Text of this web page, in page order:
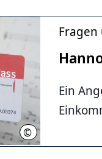
© LHH
Ein